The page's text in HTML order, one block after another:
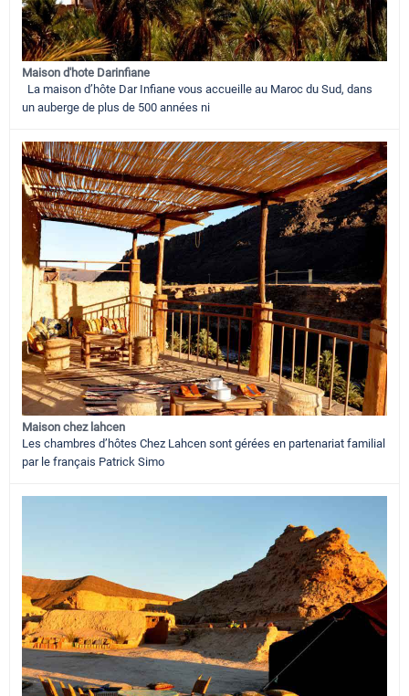
Maison d'hote Darinfiane
La maison d’hôte Dar Infiane vous accueille au Maroc du Sud, dans
un auberge de plus de 500 années ni
Maison chez lahcen
Les chambres d’hôtes Chez Lahcen sont gérées en partenariat familial
par le français Patrick Simo